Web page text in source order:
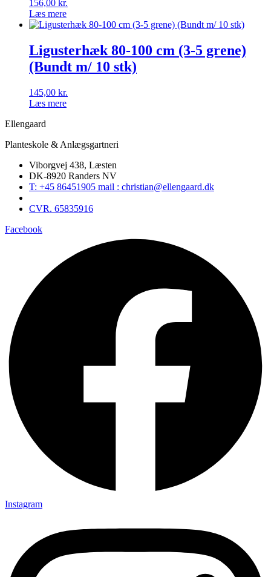
156,00 kr.
Læs mere
Ligusterhæk 80-100 cm (3-5 grene)
(Bundt m/ 10 stk)
145,00 kr.
Læs mere
Ellengaard
Planteskole & Anlægsgartneri
Viborgvej 438, Læsten
DK-8920 Randers NV
T: +45 86451905 mail : christian@ellengaard.dk
CVR. 65835916
Facebook
Instagram